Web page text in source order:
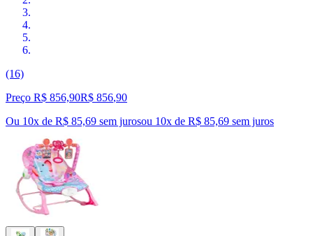
(16)
Preço R$ 856,90R$ 856,90
Ou 10x de R$ 85,69 sem jurosou 10x de R$ 85,69 sem juros